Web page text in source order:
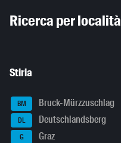
Ricerca per località
Stiria
BM Bruck-Mürzzuschlag
DL Deutschlandsberg
G Graz